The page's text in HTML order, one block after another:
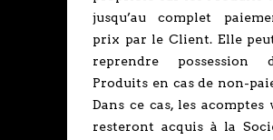
jusqu’au complet
prix par le Client. Elle
reprendre possession
Produits en cas de non-
Dans ce cas, les acomptes
resteront acquis à la